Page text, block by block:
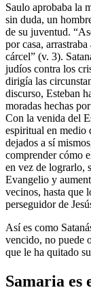
Saulo aprobaba la
sin duda, un
de su juventud.
por casa,
cárcel” (v. 3).
judíos contra los
dirigía las
discurso, Esteban
moradas hechas
Con la venida del
espiritual en medio
dejados a sí
comprender cómo
en vez de lograrlo,
Evangelio y
vecinos, hasta que
perseguidor de
Así es como
vencido, no puede
que le ha quitado
Samaria es